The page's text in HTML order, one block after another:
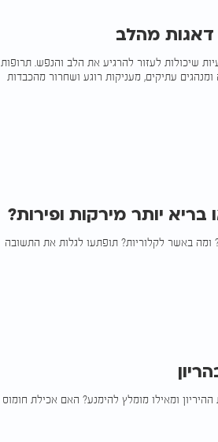
מהלב
שיכולות לעזור להרגיע את הלב והנפש. תרופות
עתיקים, מעניקות רוגע ושחרור מהכבדות
יותר מירקות ופירות?
ומה באשר לקלוריות? תופתעו לגלות את התשובה
ומאילו מומלץ להימנע? האם אכילת חומוס